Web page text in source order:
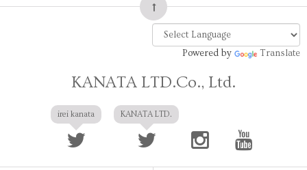
Powered by Translate
KANATA LTD.Co., Ltd.
irei kanata KANATA LTD.